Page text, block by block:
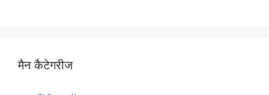
मैन कैटेगरीज